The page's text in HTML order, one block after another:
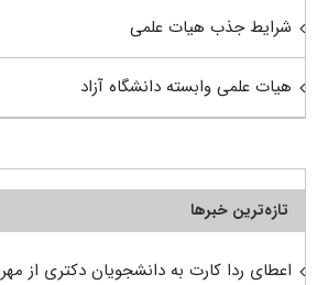
شرایط جذب هیات علمی
هیات علمی وابسته دانشگاه آزاد
تازه‌ترین خبرها
اعطای ردا کارت به دانشجویان دکتری از مهر ۱۴۰۵